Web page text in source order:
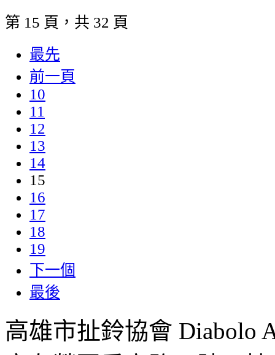
第 15 頁，共 32 頁
最先
前一頁
10
11
12
13
14
15
16
17
18
19
下一個
最後
高雄市扯鈴協會 Diabolo